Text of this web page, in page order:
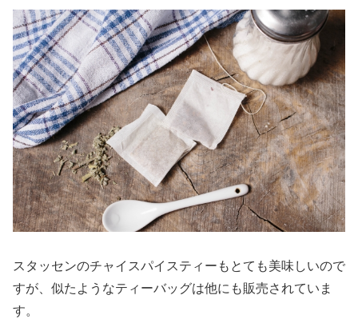
スタッセンのチャイスパイスティーもとても美味しいので
すが、似たようなティーバッグは他にも販売されていま
す。